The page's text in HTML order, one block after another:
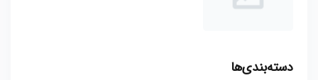
دسته‌بندی‌ها